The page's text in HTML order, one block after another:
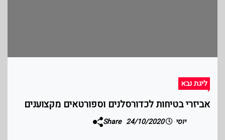
ליגת נבא
אביזרי בטיחות לכדורסלנים וספורטאים מקצוענים
יוסי 24/10/2020
Share